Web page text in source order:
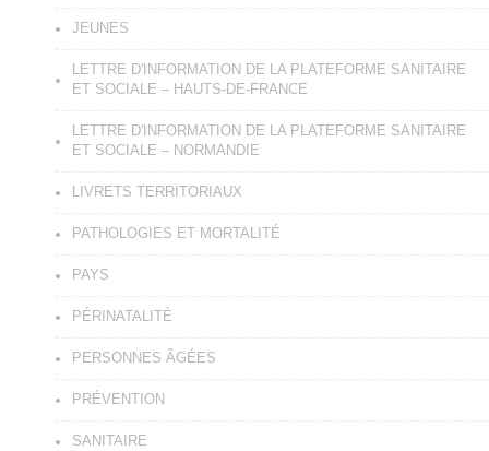
JEUNES
LETTRE D'INFORMATION DE LA PLATEFORME SANITAIRE
ET SOCIALE – HAUTS-DE-FRANCE
LETTRE D'INFORMATION DE LA PLATEFORME SANITAIRE
ET SOCIALE – NORMANDIE
LIVRETS TERRITORIAUX
PATHOLOGIES ET MORTALITÉ
PAYS
PÉRINATALITÉ
PERSONNES ÂGÉES
PRÉVENTION
SANITAIRE